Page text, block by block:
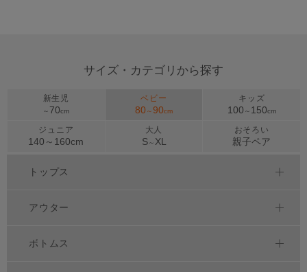
サイズ・カテゴリから探す
新生児
～ 70cm
ベビー
80 ～90cm
キッズ
100 ～ 150cm
ジュニア
140～ 160cm
大人
S～ XL
おそろい
親子ペア
トップス
アウター
ボトムス